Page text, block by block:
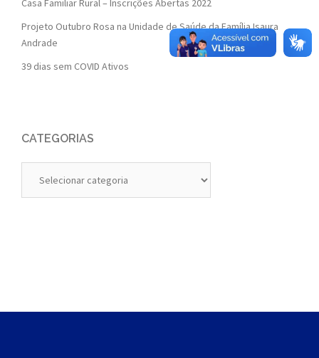
Casa Familiar Rural – Inscrições Abertas 2022
Projeto Outubro Rosa na Unidade de Saúde da Família Isaura
Andrade
39 dias sem COVID Ativos
CATEGORIAS